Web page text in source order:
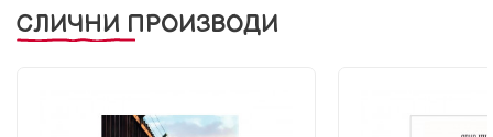
СЛИЧНИ ПРОИЗВОДИ